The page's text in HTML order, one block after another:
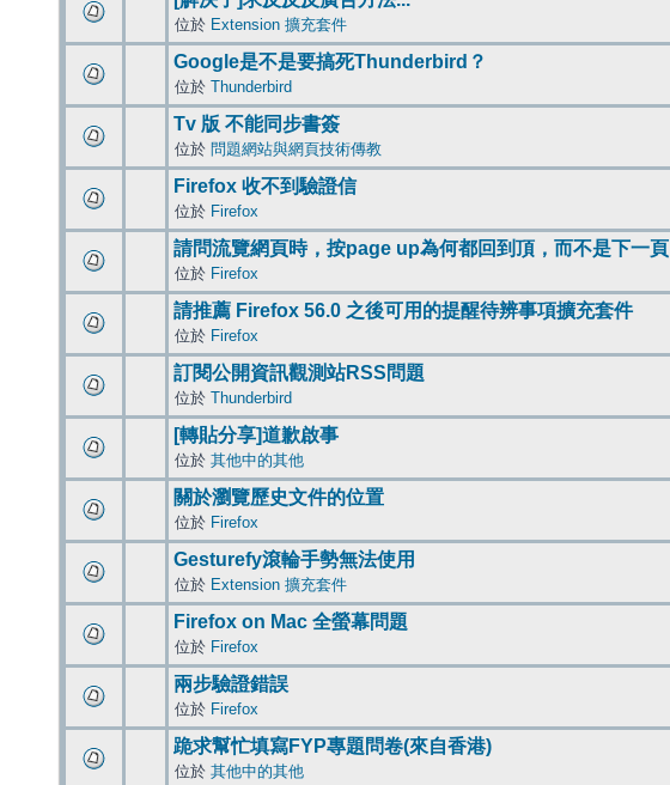
位於 Extension 擴充套件
Google是不是要搞死Thunderbird？
位於 Thunderbird
Tv 版 不能同步書簽
位於 問題網站與網頁技術傳教
Firefox 收不到驗證信
位於 Firefox
請問流覽網頁時，按page up為何都回到頂，而不是下一頁
位於 Firefox
請推薦 Firefox 56.0 之後可用的提醒待辨事項擴充套件
位於 Firefox
訂閱公開資訊觀測站RSS問題
位於 Thunderbird
[轉貼分享]道歉啟事
位於 其他中的其他
關於瀏覽歷史文件的位置
位於 Firefox
Gesturefy滾輪手勢無法使用
位於 Extension 擴充套件
Firefox on Mac 全螢幕問題
位於 Firefox
兩步驗證錯誤
位於 Firefox
跪求幫忙填寫FYP專題問卷(來自香港)
位於 其他中的其他